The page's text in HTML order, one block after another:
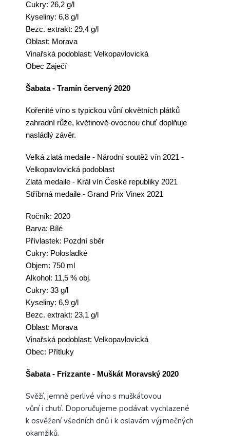
Cukry: 26,2 g/l
Kyseliny: 6,8 g/l
Bezc. extrakt: 29,4 g/l
Oblast: Morava
Vinařská podoblast: Velkopavlovická
Obec Zaječí
Šabata - Tramín červený 2020
Kořenité víno s typickou vůní okvětních plátků
zahradní růže, květinově-ovocnou chuť doplňuje
nasládlý závěr.
Velká zlatá medaile - Národní soutěž vín 2021 -
Velkopavlovická podoblast
Zlatá medaile - Král vín České republiky 2021
Stříbrná medaile - Grand Prix Vinex 2021
Ročník: 2020
Barva: Bílé
Přívlastek: Pozdní sběr
Cukry: Polosladké
Objem: 750 ml
Alkohol: 11,5 % obj.
Cukry: 33 g/l
Kyseliny: 6,9 g/l
Bezc. extrakt: 23,1 g/l
Oblast: Morava
Vinařská podoblast: Velkopavlovická
Obec: Přítluky
Šabata - Frizzante - Muškát Moravský 2020
Svěží, jemně perlivé víno s muškátovou
vůníi chutí. Doporučujeme podávat vychlazené
k osvěženívšedních dnů i k oslavám výjimečných
okamžiků.